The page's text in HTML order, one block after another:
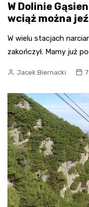
W Dolinie
wciąż można
W wielu stacjach
zakończył. Mamy już
Jacek Biernacki